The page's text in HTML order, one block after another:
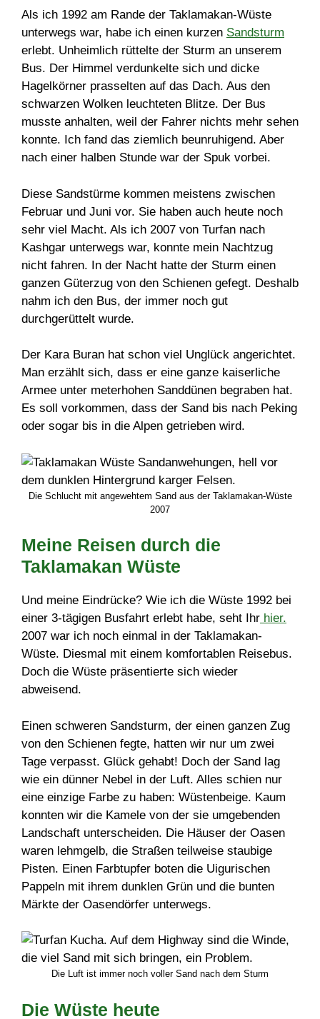
Als ich 1992 am Rande der Taklamakan-Wüste
unterwegs war, habe ich einen kurzen Sandsturm
erlebt. Unheimlich rüttelte der Sturm an unserem
Bus. Der Himmel verdunkelte sich und dicke
Hagelkörner prasselten auf das Dach. Aus den
schwarzen Wolken leuchteten Blitze. Der Bus
musste anhalten, weil der Fahrer nichts mehr sehen
konnte. Ich fand das ziemlich beunruhigend. Aber
nach einer halben Stunde war der Spuk vorbei.
Diese Sandstürme kommen meistens zwischen
Februar und Juni vor. Sie haben auch heute noch
sehr viel Macht. Als ich 2007 von Turfan nach
Kashgar unterwegs war, konnte mein Nachtzug
nicht fahren. In der Nacht hatte der Sturm einen
ganzen Güterzug von den Schienen gefegt. Deshalb
nahm ich den Bus, der immer noch gut
durchgerüttelt wurde.
Der Kara Buran hat schon viel Unglück angerichtet.
Man erzählt sich, dass er eine ganze kaiserliche
Armee unter meterhohen Sanddünen begraben hat.
Es soll vorkommen, dass der Sand bis nach Peking
oder sogar bis in die Alpen getrieben wird.
Die Schlucht mit angewehtem Sand aus der Taklamakan-Wüste
2007
Meine Reisen durch die
Taklamakan Wüste
Und meine Eindrücke? Wie ich die Wüste 1992 bei
einer 3-tägigen Busfahrt erlebt habe, seht Ihr hier.
2007 war ich noch einmal in der Taklamakan-
Wüste. Diesmal mit einem komfortablen Reisebus.
Doch die Wüste präsentierte sich wieder
abweisend.
Einen schweren Sandsturm, der einen ganzen Zug
von den Schienen fegte, hatten wir nur um zwei
Tage verpasst. Glück gehabt! Doch der Sand lag
wie ein dünner Nebel in der Luft. Alles schien nur
eine einzige Farbe zu haben: Wüstenbeige. Kaum
konnten wir die Kamele von der sie umgebenden
Landschaft unterscheiden. Die Häuser der Oasen
waren lehmgelb, die Straßen teilweise staubige
Pisten. Einen Farbtupfer boten die Uigurischen
Pappeln mit ihrem dunklen Grün und die bunten
Märkte der Oasendörfer unterwegs.
Die Luft ist immer noch voller Sand nach dem Sturm
Die Wüste heute